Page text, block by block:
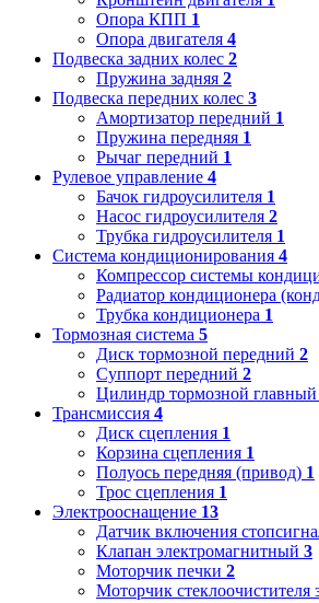
Опора КПП 1
Опора двигателя 4
Подвеска задних колес 2
Пружина задняя 2
Подвеска передних колес 3
Амортизатор передний 1
Пружина передняя 1
Рычаг передний 1
Рулевое управление 4
Бачок гидроусилителя 1
Насос гидроусилителя 2
Трубка гидроусилителя 1
Система кондиционирования 4
Компрессор системы
Радиатор кондиционера
Трубка кондиционера 1
Тормозная система 5
Диск тормозной передний 2
Суппорт передний 2
Цилиндр тормозной главный
Трансмиссия 4
Диск сцепления 1
Корзина сцепления 1
Полуось передняя (привод) 1
Трос сцепления 1
Электрооснащение 13
Датчик включения
Клапан электромагнитный 3
Моторчик печки 2
Моторчик стеклоочистителя